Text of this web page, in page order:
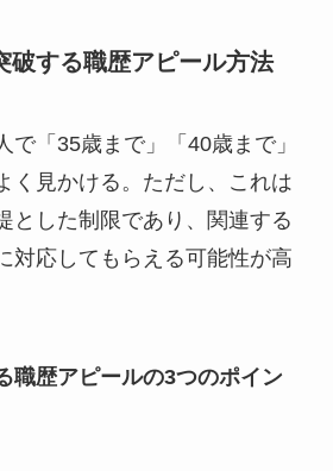
破する職歴アピール方法
で「35歳まで」「40歳まで」
く見かける。ただし、これは
とした制限であり、関連する
対応してもらえる可能性が高
職歴アピールの3つのポイン